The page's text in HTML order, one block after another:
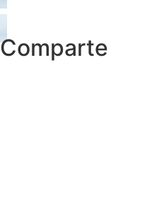
Comparte